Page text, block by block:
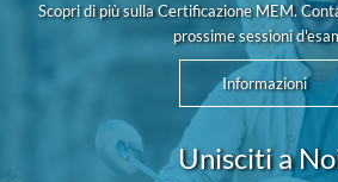
Scopri di più sulla Certificazione MEM.
prossime sessioni
Informazioni
Unisciti a